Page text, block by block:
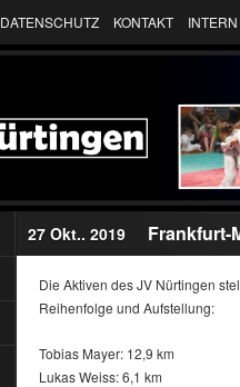
DATENSCHUTZ KONTAKT INTERN
27 Okt.. 2019 Frankfurt-
Die Aktiven des JV Nürtingen
Reihenfolge und Aufstellung:
Tobias Mayer: 12,9 km
Lukas Weiss: 6,1 km